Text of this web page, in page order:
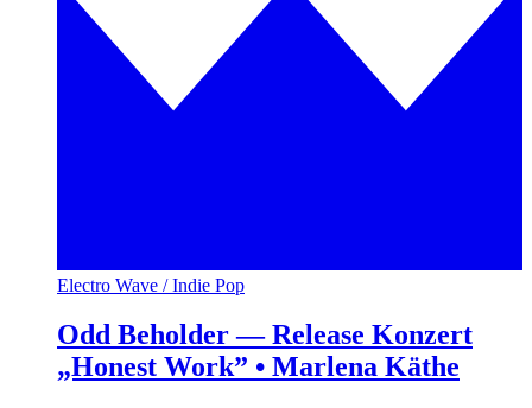
Electro Wave / Indie Pop
Odd Beholder — Release Konzert
„Honest Work” • Marlena Käthe